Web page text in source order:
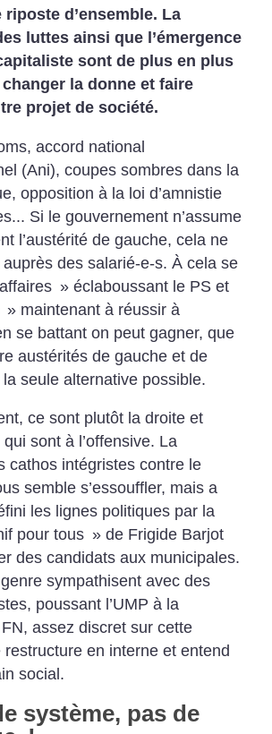
d’ensemble. La
luttes ainsi que l’émergence
sont de plus en plus
la donne et faire
projet de société.
accord national
(Ani), coupes sombres dans la
opposition à la loi d’amnistie
Si le gouvernement n’assume
l’austérité de gauche, cela ne
des salarié-e-s. À cela se
affaires » éclaboussant le PS et
» maintenant à réussir à
se battant on peut gagner, que
austérités de gauche et de
la seule alternative possible.
ce sont plutôt la droite et
qui sont à l’offensive. La
cathos intégristes contre le
semble s’essouffler, mais a
les lignes politiques par la
pour tous » de Frigide Barjot
des candidats aux municipales.
sympathisent avec des
poussant l’UMP à la
assez discret sur cette
en interne et entend
social.
système, pas de